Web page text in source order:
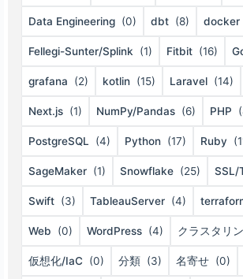
Data Engineering (0) dbt (8) docker
Fellegi-Sunter/Splink (1) Fitbit (16)
grafana (2) kotlin (15) Laravel (14)
Next.js (1) NumPy/Pandas (6) PHP
PostgreSQL (4) Python (17) Ruby
SageMaker (1) Snowflake (25) SSL/
Swift (3) TableauServer (4)
Web (0) WordPress (4) クラスタリ
仮想化/IaC (0) 分類 (3) 名寄せ (0)